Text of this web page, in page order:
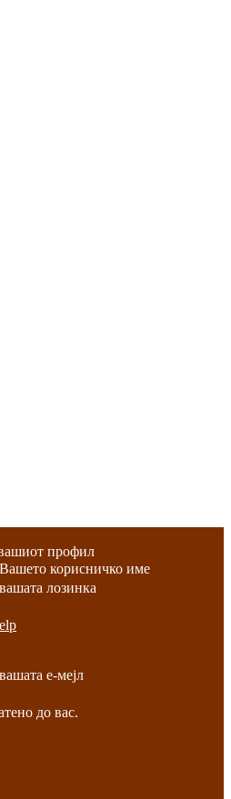
вашиот профил
Вашето корисничко име
вашата лозинка
вашата е-мејл
до вас.